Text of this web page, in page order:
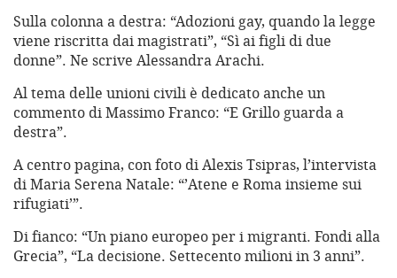
Sulla colonna a destra: “Adozioni gay, quando la legge
viene riscritta dai magistrati”, “Sì ai figli di due
donne”. Ne scrive Alessandra Arachi.
Al tema delle unioni civili è dedicato anche un
commento di Massimo Franco: “E Grillo guarda a
destra”.
A centro pagina, con foto di Alexis Tsipras, l’intervista
di Maria Serena Natale: “’Atene e Roma insieme sui
rifugiati’”.
Di fianco: “Un piano europeo per i migranti. Fondi alla
Grecia”, “La decisione. Settecento milioni in 3 anni”.